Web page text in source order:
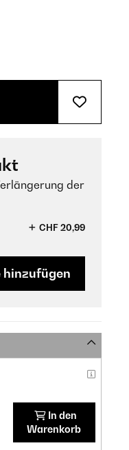
der
CHF 20,99
hinzufügen
In den
Warenkorb